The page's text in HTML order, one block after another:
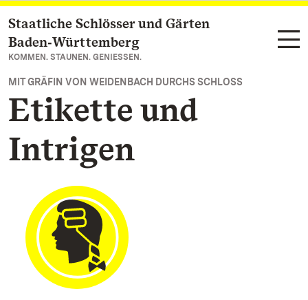
Zum Hauptinhalt springen
Staatliche Schlösser und Gärten
Baden‑Württemberg
KOMMEN. STAUNEN. GENIESSEN.
MIT GRÄFIN VON WEIDENBACH DURCHS SCHLOSS
Etikette und
Intrigen